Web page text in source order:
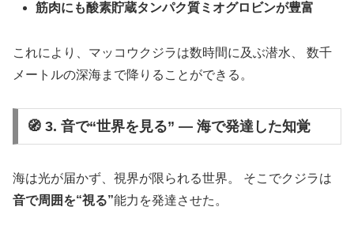
筋肉にも酸素貯蔵タンパク質ミオグロビンが豊富
これにより、マッコウクジラは数時間に及ぶ潜水、 数千
メートルの深海まで降りることができる。
🧭 3. 音で“世界を見る” ― 海で発達した知覚
海は光が届かず、視界が限られる世界。 そこでクジラは
音で周囲を“視る”能力を発達させた。